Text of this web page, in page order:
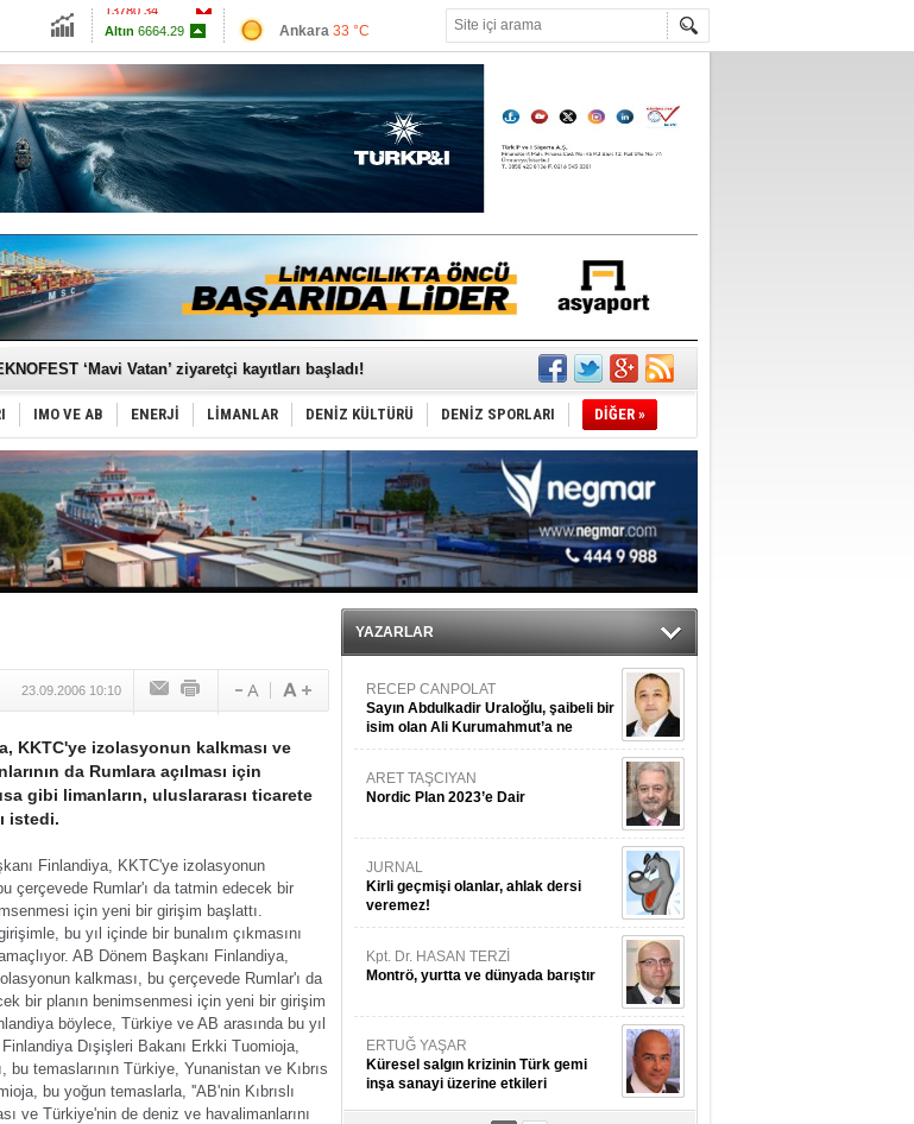
Altın
6664.29
Euro55.1725
Ankara 33 °C
Antalya31 °C
Muğla 36 °C
Çanakkale 34 °C
- Eker Olympos Regatta'da ilk start!
‘Mavi Vatan’ ziyaretçi kayıtları başladı!
işçilerinin direnişi, kazanımla sonuçlandı
aktivistler, gemide mahsur kaldı!
Karadeniz'de yeni sevkiyat taleplerini durdurdu
BIMCO’ya katıldı
gemi inşa yan sanayinin sorunlarını tartıştı
milyon TL'lik tekne projesinde karar çıktı
cankurtaran ihalesini BlueForge kazandı
sonra ilk kez dünyaya açılan gizemli ada!
Tersanesi EYDEP’te A sertifikası alan ilk tersane oldu
ILCA Masters Türkiye Şampiyonası’na ev sahipliği yapacak
ham petrol taşımacılığına 4 yeni tanker daha ekliyor
AUV, Dünya’da 2. oldu!
IMO VE AB ENERJİ LİMANLAR DENİZ KÜLTÜRÜ DENİZ SPORLARI DİĞER »
23.09.2006 10:10
KKTC'ye izolasyonun kalkması ve
da Rumlara açılması için
gibi limanların, uluslararası ticarete
istedi.
Finlandiya, KKTC'ye izolasyonun
çerçevede Rumlar'ı da tatmin edecek bir
için yeni bir girişim başlattı.
bu yıl içinde bir bunalım çıkmasını
AB Dönem Başkanı Finlandiya,
kalkması, bu çerçevede Rumlar'ı da
bir planın benimsenmesi için yeni bir girişim
böylece, Türkiye ve AB arasında bu yıl
Finlandiya Dışişleri Bakanı Erkki Tuomioja,
temaslarının Türkiye, Yunanistan ve Kıbrıs
bu yoğun temaslarla, ''AB'nin Kıbrıslı
ve Türkiye'nin de deniz ve havalimanlarını
YAZARLAR
RECEP CANPOLAT
Sayın Abdulkadir Uraloğlu, şaibeli bir
isim olan Ali Kurumahmut’a ne
danışıyorsunuz?
ARET TAŞCIYAN
Nordic Plan 2023’e Dair
JURNAL
Kirli geçmişi olanlar, ahlak dersi
veremez!
Kpt. Dr. HASAN TERZİ
Montrö, yurtta ve dünyada barıştır
ERTUĞ YAŞAR
Küresel salgın krizinin Türk gemi
inşa sanayi üzerine etkileri